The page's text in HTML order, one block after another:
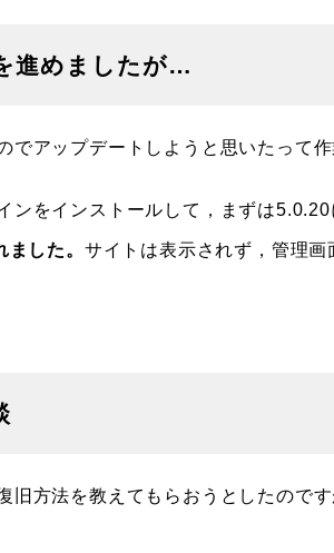
進めましたが…
アップデートしようと思いたって作
ンをインストールして，まずは5.0.20
した。 サイトは表示されず，管理
方法を教えてもらおうとしたので